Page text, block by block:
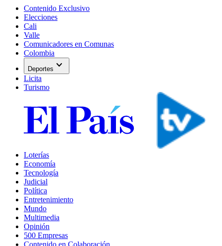
Contenido Exclusivo
Elecciones
Cali
Valle
Comunicadores en Comunas
Colombia
Deportes expand_more
Licita
Turismo
Loterías
Economía
Tecnología
Judicial
Política
Entretenimiento
Mundo
Multimedia
Opinión
500 Empresas